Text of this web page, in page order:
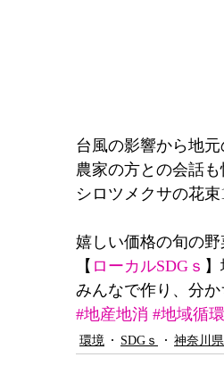
台風の影響から地
農家の方との会話
シロツメクサの花束
嬉しい価格の旬の
【 ローカルSDGｓ
みんなで作り、分
#地産地消 #地域循
環境 SDGｓ 神奈川県